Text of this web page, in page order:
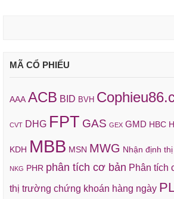
MÃ CỔ PHIẾU
AAA ACB BID BVH
CVT DHG FPT GAS GEX GMD HBC
KDH MBB MSN MWG Nhận định
NKG PHR phân tích cơ bản Phân tích
thị trường chứng khoán hàng ngày